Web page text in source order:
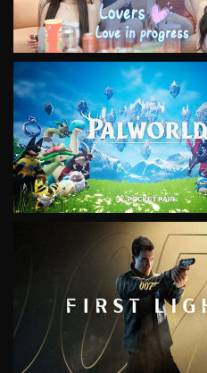
VIEW
VIEW